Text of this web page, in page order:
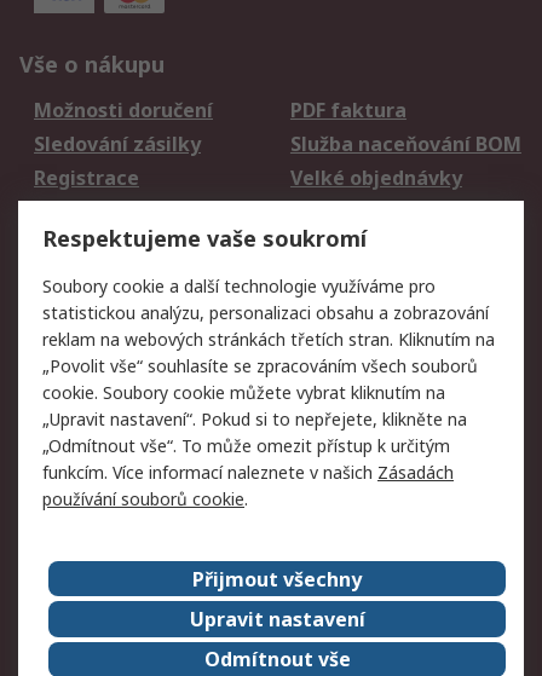
Vše o nákupu
Možnosti doručení
PDF faktura
Sledování zásilky
Služba naceňování BOM
Registrace
Velké objednávky
Právní
Autorská práva
Obchodní podmínky
společnosti RS
Prohlášení o ochraně
údajů
Zabezpečení
elektronické pošty
Zásady pro soubory
cookie
Zásady ochrany
osobních údajů
Kontakt
O naší společnosti
RS Group
Kariéra
Ocenění
Respektujeme vaše soukromí
Soubory cookie a další technologie využíváme pro
statistickou analýzu, personalizaci obsahu a zobrazování
reklam na webových stránkách třetích stran. Kliknutím na
„Povolit vše“ souhlasíte se zpracováním všech souborů
cookie. Soubory cookie můžete vybrat kliknutím na
„Upravit nastavení“. Pokud si to nepřejete, klikněte na
„Odmítnout vše“. To může omezit přístup k určitým
funkcím. Více informací naleznete v našich Zásadách
používání souborů cookie.
Přijmout všechny
Upravit nastavení
Odmítnout vše